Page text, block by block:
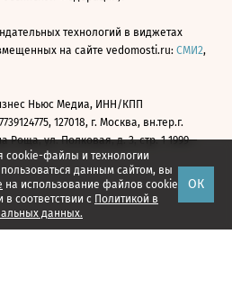
cookie-файлы и технологии
данным сайтом, вы
на использование файлов cookie
соответствии с Политикой в
данных.
ОК
технологий в виджетах
на сайте vedomosti.ru: СМИ2,
Ньюс Медиа, ИНН/КПП
127018, г. Москва, вн.тер.г.
Роща, ул. Полковая, д. 3, стр. 1 1999—